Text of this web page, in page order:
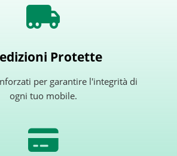
Protette
per garantire l'integrità di
ogni tuo mobile.